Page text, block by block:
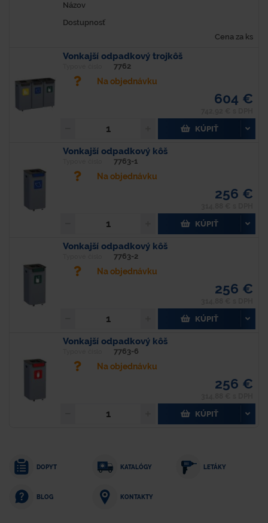
Názov
Dostupnosť
Cena za ks
Vonkajší odpadkový trojkôš
7762
Na objednávku
604 €
KÚPIŤ
Vonkajší odpadkový kôš
7763-1
Na objednávku
256 €
KÚPIŤ
Vonkajší odpadkový kôš
7763-2
Na objednávku
256 €
KÚPIŤ
Vonkajší odpadkový kôš
7763-6
Na objednávku
256 €
KÚPIŤ
DOPYT KATALÓGY LETÁKY
BLOG KONTAKTY